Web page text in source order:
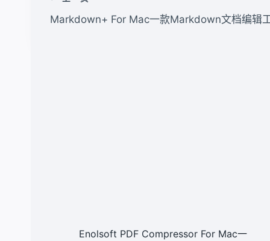
章
Markdown+ For Mac一款Markdown文档编辑
Enolsoft PDF Compressor For Mac一